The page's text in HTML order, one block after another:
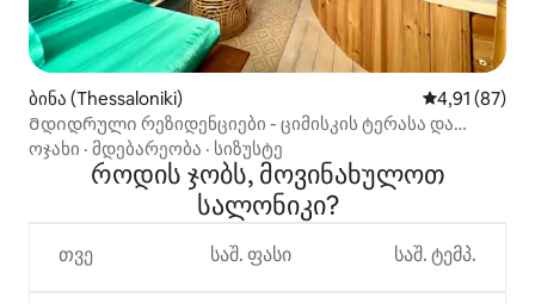
ბინა (Thessaloniki) საშუალო
4,91 (87)
Მდიდრული რეზიდენციები - ციმისკის ტერასა და
ჯაკუზი
ოჯახი · მდებარეობა · სიზუსტე
როდის ჯობს, მოვინახულოთ
სალონიკი?
თვე საშ. ფასი საშ. ტემპ.